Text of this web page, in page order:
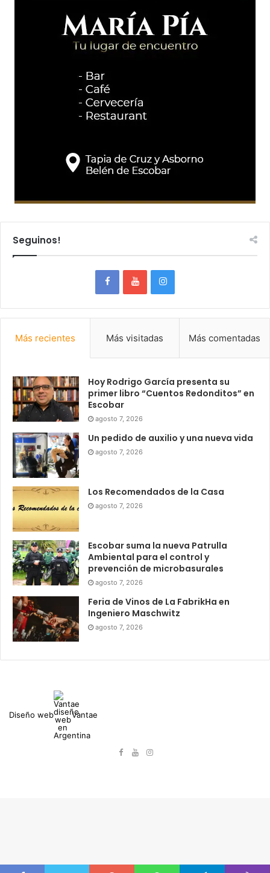
Seguinos!
Más recientes Más visitadas Más comentadas
Hoy Rodrigo García presenta su
primer libro “Cuentos Redonditos” en
Escobar
agosto 7, 2026
Un pedido de auxilio y una nueva vida
agosto 7, 2026
Los Recomendados de la Casa
agosto 7, 2026
Escobar suma la nueva Patrulla
Ambiental para el control y
prevención de microbasurales
agosto 7, 2026
Feria de Vinos de La FabrikHa en
Ingeniero Maschwitz
agosto 7, 2026
Diseño web Vantae